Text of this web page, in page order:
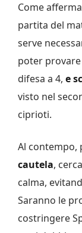
Come
partita del
serve
poter
difesa a 4, e
visto nel
ciprioti.
Al contempo,
cautela,
calma,
Saranno le
costringere